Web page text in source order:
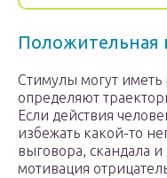
Положительная
Стимулы могут
определяют
Если действия
избежать какой-то
выговора, скандала и
мотивация